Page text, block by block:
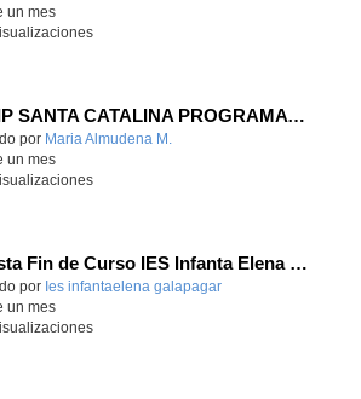
un mes
CEIP SANTA CATALINA PROGRAMA READY, STEADY, GO! 2025-26
educativo.
por Maria Almudena M.
un mes
Fiesta Fin de Curso IES Infanta Elena 2025-2026
por Ies infantaelena galapagar-
un mes